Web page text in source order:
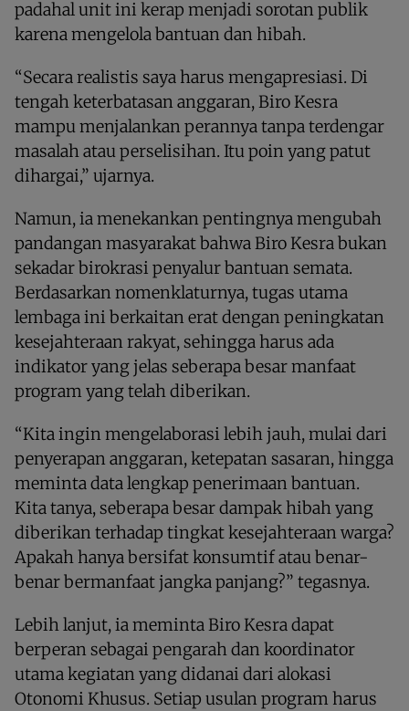
padahal unit ini kerap menjadi sorotan publik
karena mengelola bantuan dan hibah.
“Secara realistis saya harus mengapresiasi. Di
tengah keterbatasan anggaran, Biro Kesra
mampu menjalankan perannya tanpa terdengar
masalah atau perselisihan. Itu poin yang patut
dihargai,” ujarnya.
Namun, ia menekankan pentingnya mengubah
pandangan masyarakat bahwa Biro Kesra bukan
sekadar birokrasi penyalur bantuan semata.
Berdasarkan nomenklaturnya, tugas utama
lembaga ini berkaitan erat dengan peningkatan
kesejahteraan rakyat, sehingga harus ada
indikator yang jelas seberapa besar manfaat
program yang telah diberikan.
“Kita ingin mengelaborasi lebih jauh, mulai dari
penyerapan anggaran, ketepatan sasaran, hingga
meminta data lengkap penerimaan bantuan.
Kita tanya, seberapa besar dampak hibah yang
diberikan terhadap tingkat kesejahteraan warga?
Apakah hanya bersifat konsumtif atau benar-
benar bermanfaat jangka panjang?” tegasnya.
Lebih lanjut, ia meminta Biro Kesra dapat
berperan sebagai pengarah dan koordinator
utama kegiatan yang didanai dari alokasi
Otonomi Khusus. Setiap usulan program harus